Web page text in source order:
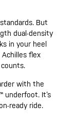
But
dual-density
in your heel
flex
with the
underfoot. It’s
ready ride.